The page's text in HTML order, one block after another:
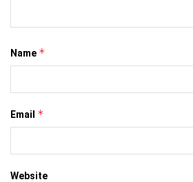
Name *
Email *
Website